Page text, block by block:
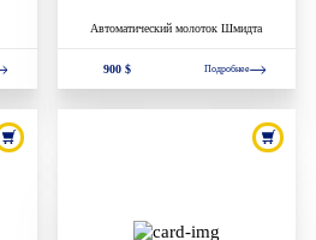
Автоматический молоток Шмидта
900 $ Подробнее